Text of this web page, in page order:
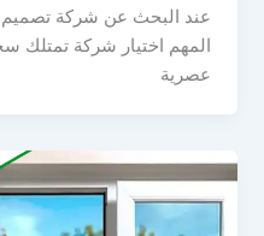
عند البحث عن شركة تصميم
المهم اختيار شركة تمتلك
عصرية